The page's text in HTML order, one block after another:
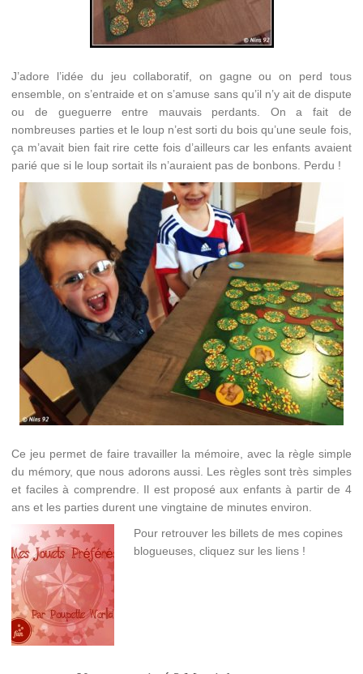
J’adore l’idée du jeu collaboratif, on gagne ou on perd tous
ensemble, on s’entraide et on s’amuse sans qu’il n’y ait de dispute
ou de gueguerre entre mauvais perdants. On a fait de
nombreuses parties et le loup n’est sorti du bois qu’une seule fois,
ça m’avait bien fait rire cette fois d’ailleurs car les enfants avaient
parié que si le loup sortait ils n’auraient pas de bonbons. Perdu !
Ce jeu permet de faire travailler la mémoire, avec la règle simple
du mémory, que nous adorons aussi. Les règles sont très simples
et faciles à comprendre. Il est proposé aux enfants à partir de 4
ans et les parties durent une vingtaine de minutes environ.
Pour retrouver les billets de mes copines
blogueuses, cliquez sur les liens !